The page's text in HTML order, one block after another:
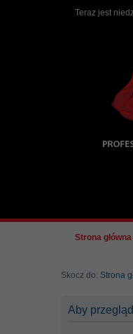
Teraz jest
Strona
Skocz do: Strona
Aby